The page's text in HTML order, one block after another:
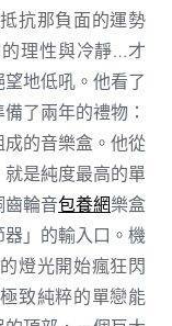
抗那負面的運勢
理性與冷靜…才
地低吼。他看了
了兩年的禮物：
的音樂盒。他從
是純度最高的單
齒輪音包養網樂盒
」的輸入口。機
燈光開始瘋狂閃
致純粹的單戀能